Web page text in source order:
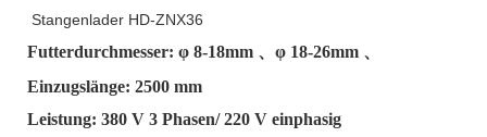
Stangenlader HD-ZNX36
Futterdurchmesser: φ 8-18mm 、φ 18-26mm 、
Einzugslänge: 2500 mm
Leistung: 380 V 3 Phasen/ 220 V einphasig